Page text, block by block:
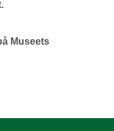
Museets